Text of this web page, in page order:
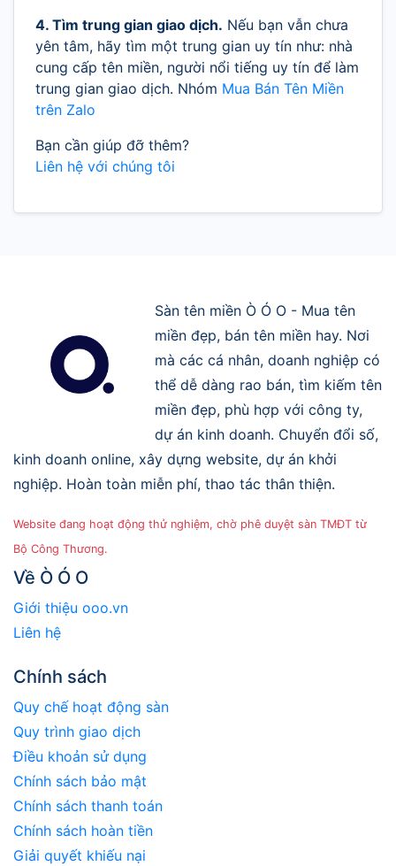
4. Tìm trung gian giao dịch. Nếu bạn vẫn chưa
yên tâm, hãy tìm một trung gian uy tín như: nhà
cung cấp tên miền, người nổi tiếng uy tín để làm
trung gian giao dịch. Nhóm Mua Bán Tên Miền
trên Zalo
Bạn cần giúp đỡ thêm?
Liên hệ với chúng tôi
Sàn tên miền Ò Ó O - Mua tên
miền đẹp, bán tên miền hay. Nơi
mà các cá nhân, doanh nghiệp có
thể dễ dàng rao bán, tìm kiếm tên
miền đẹp, phù hợp với công ty,
dự án kinh doanh. Chuyển đổi số,
kinh doanh online, xây dựng website, dự án khởi
nghiệp. Hoàn toàn miễn phí, thao tác thân thiện.
Website đang hoạt động thử nghiệm, chờ phê duyệt sàn TMĐT từ
Bộ Công Thương.
Về Ò Ó O
Giới thiệu ooo.vn
Liên hệ
Chính sách
Quy chế hoạt động sàn
Quy trình giao dịch
Điều khoản sử dụng
Chính sách bảo mật
Chính sách thanh toán
Chính sách hoàn tiền
Giải quyết khiếu nại